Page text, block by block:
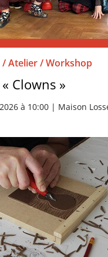
Atelier / Workshop
Clowns »
à 10:00 | Maison